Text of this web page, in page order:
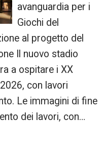
avanguardia per i
Giochi del
al progetto del
Il nuovo stadio
a ospitare i XX
con lavori
Le immagini di fine
dei lavori, con…